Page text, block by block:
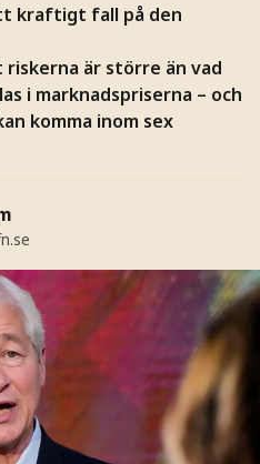
kraftigt fall på den
riskerna är större än vad
i marknadspriserna – och
komma inom sex